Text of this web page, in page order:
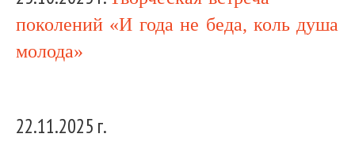
поколений «И года не беда, коль душа
молода»
22.11.2025 г.